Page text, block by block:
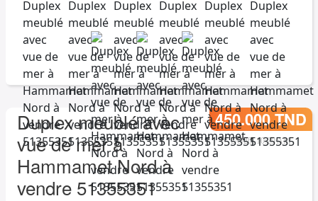
Duplex meublé avec
vue de mer à
Hammamet Nord à
vendre 51355351
450.000 TND
2/6/26, 10:29 AM